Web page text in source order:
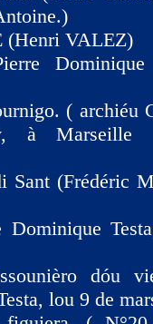
VALEZ)
( archiéu
à Marseille
Sant (Frédéric
Dominique
dóu
lou 9 de